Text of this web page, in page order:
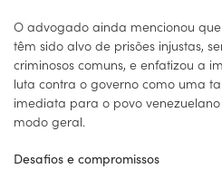
O advogado ainda mencionou
têm sido alvo de prisões injustas,
criminosos comuns, e enfatizou a
luta contra o governo como uma
imediata para o povo
modo geral.
Desafios e compromissos